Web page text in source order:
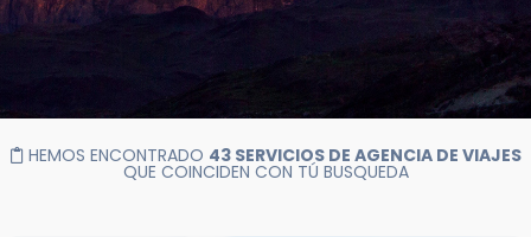
HEMOS ENCONTRADO 43 SERVICIOS DE AGENCIA DE VIAJES
QUE COINCIDEN CON TÚ BUSQUEDA